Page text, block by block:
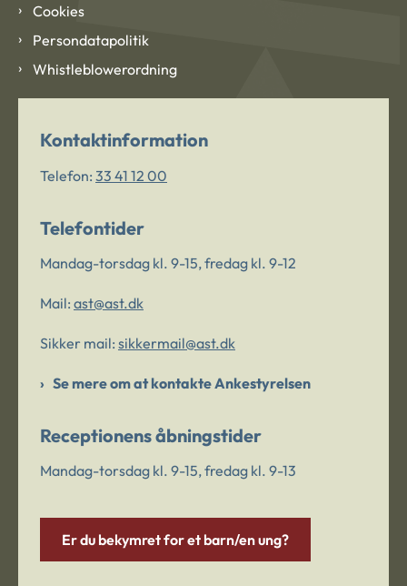
Cookies
Persondatapolitik
Whistleblowerordning
Kontaktinformation
Telefon: 33 41 12 00
Telefontider
Mandag-torsdag kl. 9-15, fredag kl. 9-12
Mail: ast@ast.dk
Sikker mail: sikkermail@ast.dk
Se mere om at kontakte Ankestyrelsen
Receptionens åbningstider
Mandag-torsdag kl. 9-15, fredag kl. 9-13
Er du bekymret for et barn/en ung?